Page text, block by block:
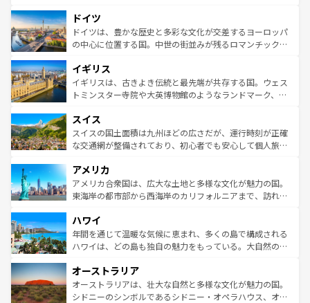
せる。地方によって風土や気候が異なるスペインはその個
性で訪れる人を魅了する。 なお、新着のスペイン情報は コ
ンテンツ一覧を参照してほしい。
で、幅広い魅力が詰まっている。華麗な宮殿、歴史的な大
聖堂、美しいビーチ、そして豊かな自然が、訪れる者を心
から魅了する。また、フランスは美食の国としても知ら
いる。シャンパンの発祥地であるランス、プロヴァンスの
香り高いラベンダー畑など、多彩な楽しみ方が可能だ。さ
らに、パリ以外の地域にも魅力が溢れており、どの街角に
れる地方に足を運ぶとそれぞれで全く異なる文化を体験で
きるだろう。 なお、新着のフランス情報はコンテンツ一覧
を参照してほしい。
ドイツ
ドイツは、豊かな歴史と多彩な文化が交差するヨーロッパ
の中心に位置する国。中世の街並みが残るロマンチック街
顔を持つこの国は、どこを歩いても飽きることがない。ベ
ルリンの文化的活気、バイエルン州のアルプスの絶景、そ
してライン川沿いのワイン畑といった風景は必見。ビール
は、お酒好きな人にはぜひ体験してほしい。 なお、新着の
ドイツ情報はコンテンツ一覧を参照してほしい。
イギリス
イギリスは、古きよき伝統と最先端が共存する国。ウェス
トミンスター寺院や大英博物館のようなランドマーク、歴
リアごとに異なる魅力がある。また、優雅なアフタヌーン
ティー、ビール好きにはたまらない英国パブ、サッカー観
戦など、本場だからこそできる体験も豊富。イギリスを旅
ンツ一覧を参照してほしい。
スイス
スイスの国土面積は九州ほどの広さだが、運行時刻が正確
な交通網が整備されており、初心者でも安心して個人旅行
の建物がそのまま残る町や、スイスならではのユニークな
博物館もあり、アルプス観光だけでなく町歩きも満喫する
ことができる。国民の所得が高いため物価も高いが、旅行
ば市内交通費無料で観光を楽しむこともできる。 なお、新
着のスイス情報はコンテンツ一覧 を参照してほしい。
アメリカ
アメリカ合衆国は、広大な土地と多様な文化が魅力の国。
東海岸の都市部から西海岸のカリフォルニアまで、訪れる
のような巨大都市は、観光、ショッピング、エンターテイ
ンメントが詰まった刺激的なスポットだ。一方、アメリカ
西部には大自然が広がり、グランドキャニオンやイエロー
部のニューオーリンズでは、音楽と美食が融合した独特の
文化が魅力。旅行者はアメリカの各地域で異なる魅力を楽
しみながら、その多様性と豊かな歴史を感じることができ
ハワイ
年間を通じて温暖な気候に恵まれ、多くの島で構成される
ハワイは、どの島も独自の魅力をもっている。大自然の神
ワイ島は見逃せない。また、定番の観光地といえばオアフ
島だが、静かな自然を求めるならマウイ島やカウアイ島が
おすすめ。エメラルドグリーンに輝く海をはじめ、豊かな
オーストラリア
オーストラリアは、壮大な自然と多様な文化が魅力の国。
シドニーのシンボルであるシドニー・オペラハウス、オー